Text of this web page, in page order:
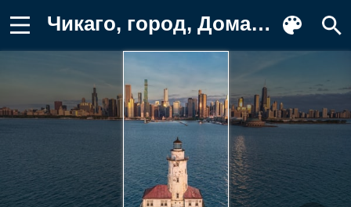
Чикаго, город, Дома, Города, америка Обои для телефона